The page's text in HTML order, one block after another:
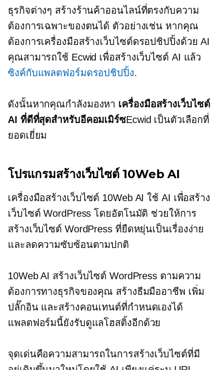
ธุรกิจต่างๆ สร้างร้านค้าออนไลน์ที่ตรงกับความ
ต้องการเฉพาะของตนได้ ตัวอย่างเช่น หากคุณ
ต้องการเครื่องมือสร้างเว็บไซต์ดรอปชิปปิ้งด้วย AI
คุณสามารถใช้ Ecwid เพื่อสร้างเว็บไซต์ AI แล้ว
ซิงค์กับแพลตฟอร์มดรอปชิปปิ้ง.
ดังนั้นหากคุณกำลังมองหา เครื่องมือสร้างเว็บไซต์
AI ที่ดีที่สุดสำหรับอีคอมเมิร์ซEcwid เป็นตัวเลือกที่
ยอดเยี่ยม
โปรแกรมสร้างเว็บไซต์ 10Web AI
เครื่องมือสร้างเว็บไซต์ 10Web AI ใช้ AI เพื่อสร้าง
เว็บไซต์ WordPress โดยอัตโนมัติ ช่วยให้การ
สร้างเว็บไซต์ WordPress ที่ยืดหยุ่นเป็นเรื่องง่าย
และลดความซับซ้อนตามปกติ
10Web AI สร้างเว็บไซต์ WordPress ตามความ
ต้องการทางธุรกิจของคุณ สร้างธีมมืออาชีพ เพิ่ม
ปลั๊กอิน และสร้างคอนเทนต์ที่กำหนดเองได้
แพลตฟอร์มนี้ยังรับดูแลโฮสติ้งอีกด้วย
จุดเด่นคือความสามารถในการสร้างเว็บไซต์ที่มี